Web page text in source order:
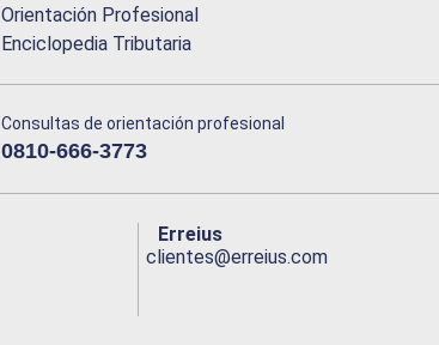
Orientación Profesional
Enciclopedia Tributaria
Consultas de orientación profesional
0810-666-3773
Erreius
clientes@erreius.com